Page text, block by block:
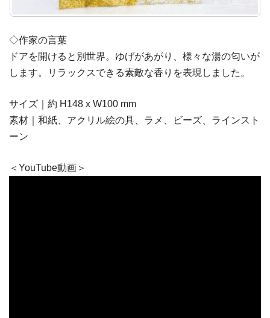
◇作家の言葉
ドアを開けると別世界。ゆげがあがり、様々な湯の匂いが
します。リラックスできる素敵な香りを表現しました。
サイズ｜約 H148 x W100 mm
素材｜和紙、アクリル絵の具、ラメ、ビーズ、ラインスト
ーン
＜YouTube動画＞